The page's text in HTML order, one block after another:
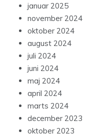
januar 2025
november 2024
oktober 2024
august 2024
juli 2024
juni 2024
maj 2024
april 2024
marts 2024
december 2023
oktober 2023